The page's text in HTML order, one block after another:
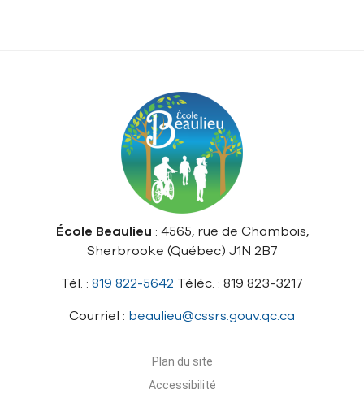
École Beaulieu : 4565, rue de Chambois,
Sherbrooke (Québec) J1N 2B7
Tél. : 819 822-5642 Téléc. : 819 823-3217
Courriel : beaulieu@cssrs.gouv.qc.ca
Plan du site
Accessibilité